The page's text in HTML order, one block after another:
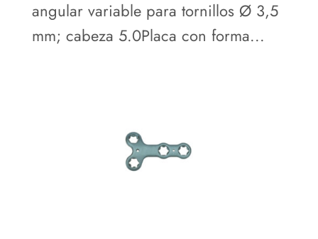
angular variable para tornillos Ø 3,5
mm; cabeza 5.0Placa con forma...